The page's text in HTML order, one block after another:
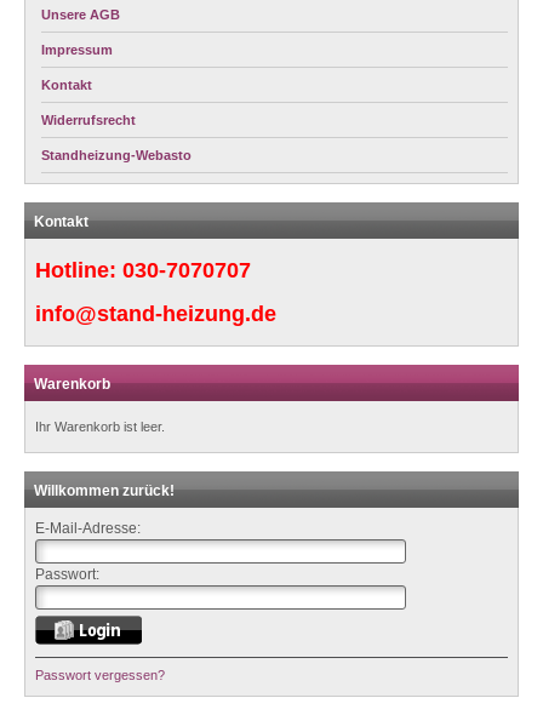
Unsere AGB
Impressum
Kontakt
Widerrufsrecht
Standheizung-Webasto
Kontakt
Hotline: 030-7070707
info@stand-heizung.de
Warenkorb
Ihr Warenkorb ist leer.
Willkommen zurück!
E-Mail-Adresse:
Passwort:
Passwort vergessen?